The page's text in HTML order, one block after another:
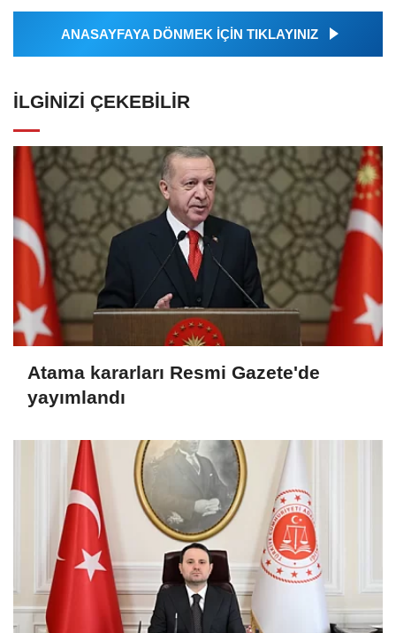
ANASAYFAYA DÖNMEK İÇİN TIKLAYINIZ
İLGINIZI ÇEKEBILIR
Atama kararları Resmi Gazete'de
yayımlandı